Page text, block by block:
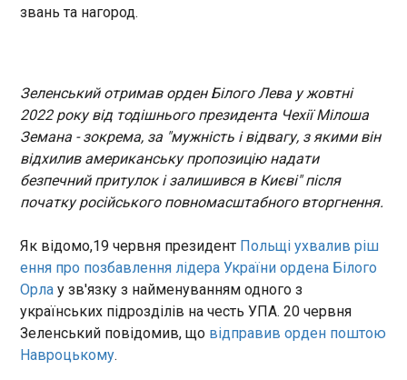
00:53:22
30 червня в Іспанії
завершився період прийому
заявок за державною
програмою легалізації
мігрантів, за якою кожен, хто
місяців без судимості, міг
претендувати на отримання
дозволу на роботу і
проживання.
У червні до загального фонду держбюджету
надійшло майже 434 млрд гривень
00:32:11
звань та нагород.
Зеленський отримав орден Білого Лева у жовтні
2022 року від тодішнього президента Чехії Мілоша
Земана - зокрема, за "мужність і відвагу, з якими він
відхилив американську пропозицію надати
безпечний притулок і залишився в Києві" після
початку російського повномасштабного вторгнення.
Як відомо,19 червня президент Польщі ухвалив ріш
ення про позбавлення лідера України ордена Білого
Орла у зв'язку з найменуванням одного з
українських підрозділів на честь УПА. 20 червня
Зеленський повідомив, що відправив орден поштою
Навроцькому.